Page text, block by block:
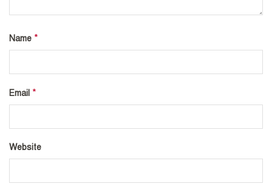
Name *
Email *
Website